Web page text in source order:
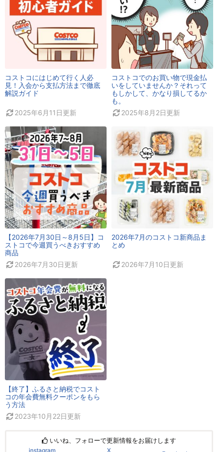
コストコにはじめて行く人必
見！入会から支払方法まで徹底
解説ガイド
2025年6月11日更新
コストコでのお買い物で現金払
いをしていませんか？それって
もしかして、かなり損してるか
も。
2025年8月2日更新
【2026年7月30日～8月5日】コ
ストコで今週買うべきおすすめ
商品
2026年7月30日更新
2026年7月のコストコ新商品ま
とめ
2026年7月10日更新
【終了】ふるさと納税でコスト
コの年会費無料クーポンをもら
う方法
2023年10月22日更新
いいね、フォローで更新情報をお届けします
instagram X